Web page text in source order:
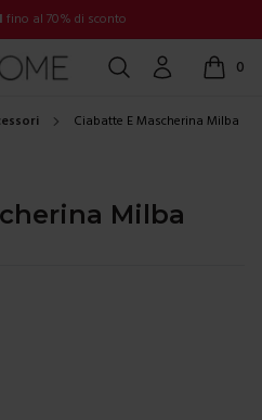
fino al 70% di sconto
Cerca Account 0
items
Ciabatte E Mascherina Milba
Milba